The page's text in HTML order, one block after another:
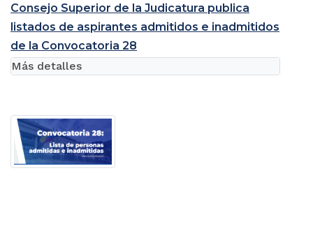
Consejo Superior de la Judicatura publica
listados de aspirantes admitidos e inadmitidos
de la Convocatoria 28
Más detalles